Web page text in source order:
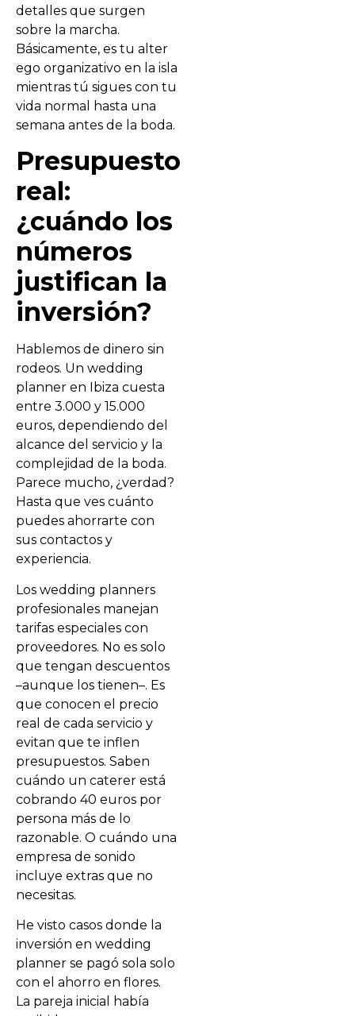
detalles que surgen
sobre la marcha.
Básicamente, es tu alter
ego organizativo en la isla
mientras tú sigues con tu
vida normal hasta una
semana antes de la boda.
Presupuesto
real:
¿cuándo los
números
justifican la
inversión?
Hablemos de dinero sin
rodeos. Un wedding
planner en Ibiza cuesta
entre 3.000 y 15.000
euros, dependiendo del
alcance del servicio y la
complejidad de la boda.
Parece mucho, ¿verdad?
Hasta que ves cuánto
puedes ahorrarte con
sus contactos y
experiencia.
Los wedding planners
profesionales manejan
tarifas especiales con
proveedores. No es solo
que tengan descuentos
–aunque los tienen–. Es
que conocen el precio
real de cada servicio y
evitan que te inflen
presupuestos. Saben
cuándo un caterer está
cobrando 40 euros por
persona más de lo
razonable. O cuándo una
empresa de sonido
incluye extras que no
necesitas.
He visto casos donde la
inversión en wedding
planner se pagó sola solo
con el ahorro en flores.
La pareja inicial había